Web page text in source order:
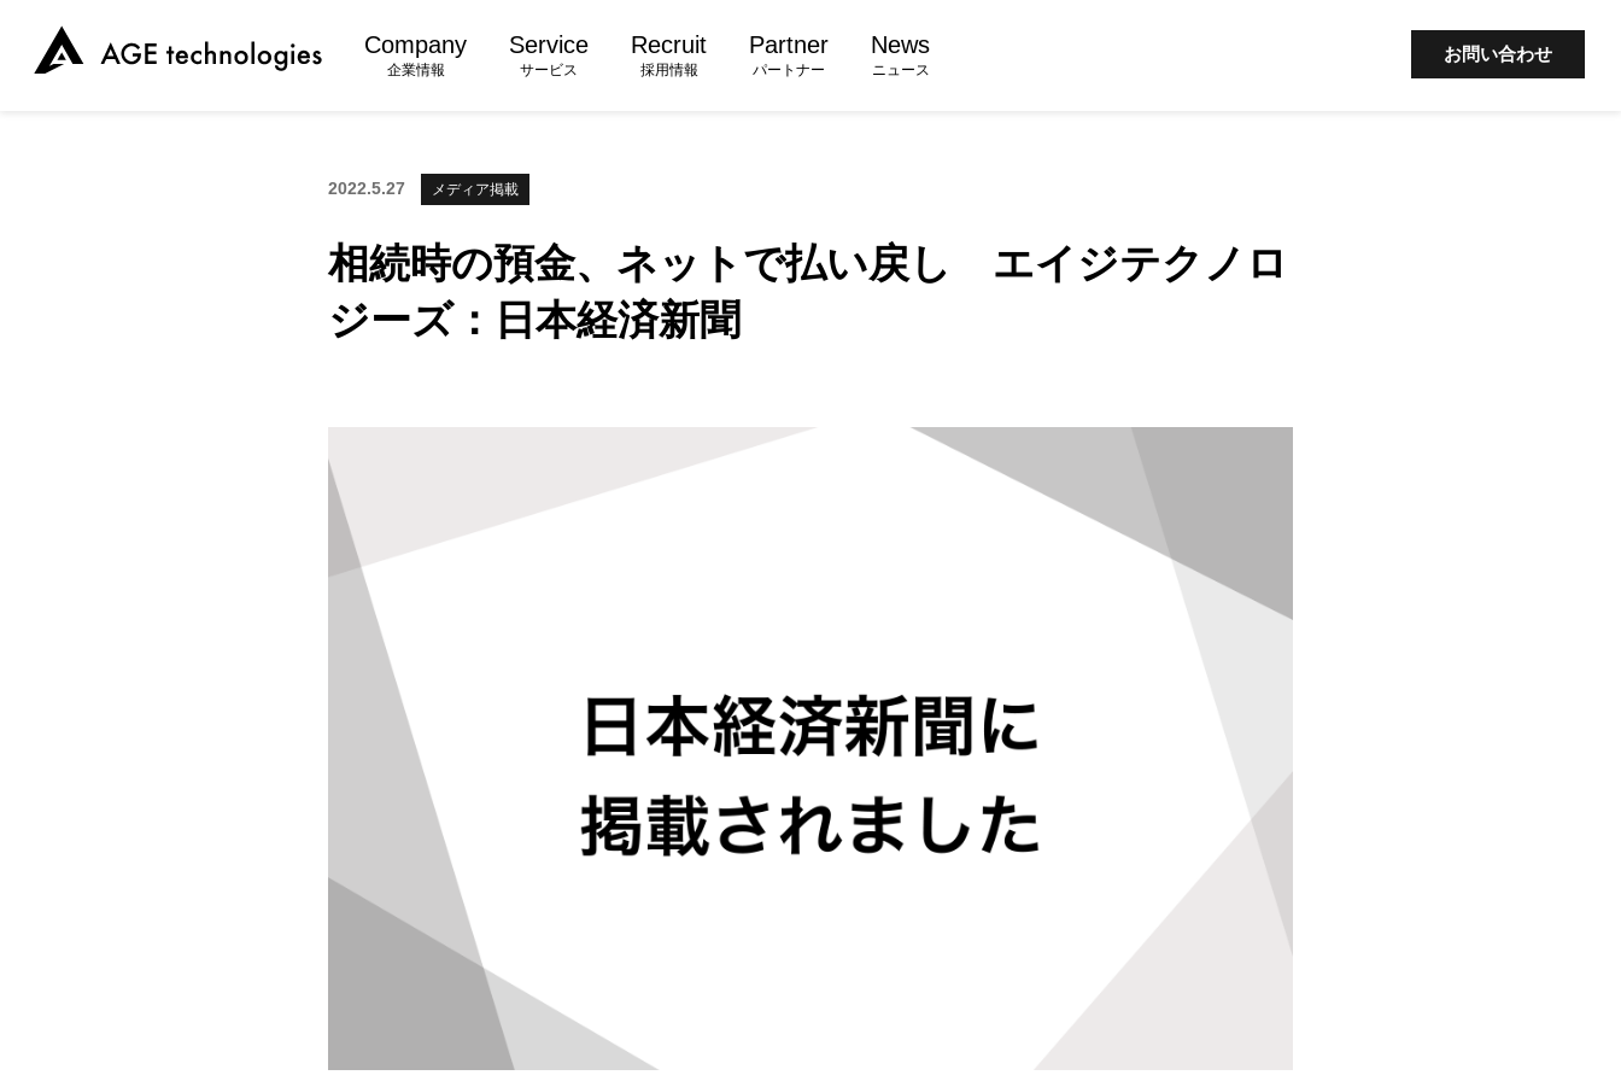
Company
企業情報
Service
サービス
Recruit
採用情報
Partner
パートナー
News
ニュース
お問い合わせ
2022.5.27 メディア掲載
相続時の預金、ネットで払い戻し エイジテクノロ
ジーズ：日本経済新聞